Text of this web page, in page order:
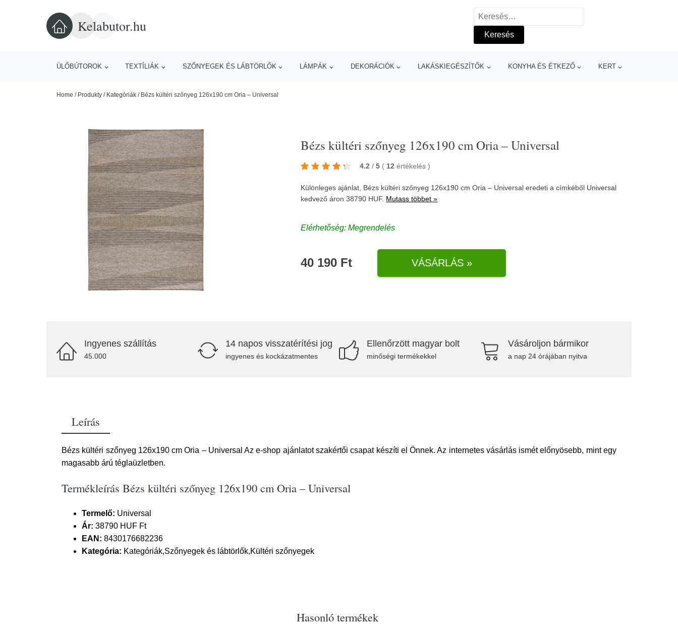
Kelabutor.hu
Keresés:
ÜLŐBÚTOROK TEXTÍLIÁK SZŐNYEGEK ÉS LÁBTÖRLŐK LÁMPÁK DEKORÁCIÓK LAKÁSKIEGÉSZÍTŐK KONYHA ÉS ÉTKEZŐ KERT
Home / Produkty / Kategóriák / Bézs kültéri szőnyeg 126x190 cm Oria – Universal
Bézs kültéri szőnyeg 126x190 cm Oria – Universal
4.2 / 5 ( 12 értékelés)
Különleges ajánlat, Bézs kültéri szőnyeg 126x190 cm Oria – Universal eredeti a címkéből Universal
kedvező áron 38790 HUF. Mutass többet »
Elérhetőség: Megrendelés
40 190 Ft VÁSÁRLÁS »
Ingyenes szállítás
45.000
14 napos visszatérítési jog
ingyenes és kockázatmentes
Ellenőrzött magyar bolt
minőségi termékekkel
Vásároljon bármikor
a nap 24 órájában nyitva
Leírás
Bézs kültéri szőnyeg 126x190 cm Oria – Universal Az e-shop ajánlatot szakértői csapat készíti el Önnek. Az internetes vásárlás ismét előnyösebb, mint egy
magasabb árú téglaüzletben.
Termékleírás Bézs kültéri szőnyeg 126x190 cm Oria – Universal
Termelő: Universal
Ár: 38790 HUF Ft
EAN: 8430176682236
Kategória: Kategóriák,Szőnyegek és lábtörlők,Kültéri szőnyegek
Hasonló termékek